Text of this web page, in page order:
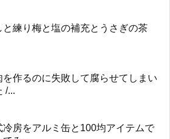
と練り梅と塩の補充とうさぎの茶
を作るのに失敗して腐らせてしまい
/...
冷房をアルミ缶と100均アイテムで